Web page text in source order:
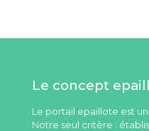
Le concept
Le portail epaillote est
Notre seul critère :